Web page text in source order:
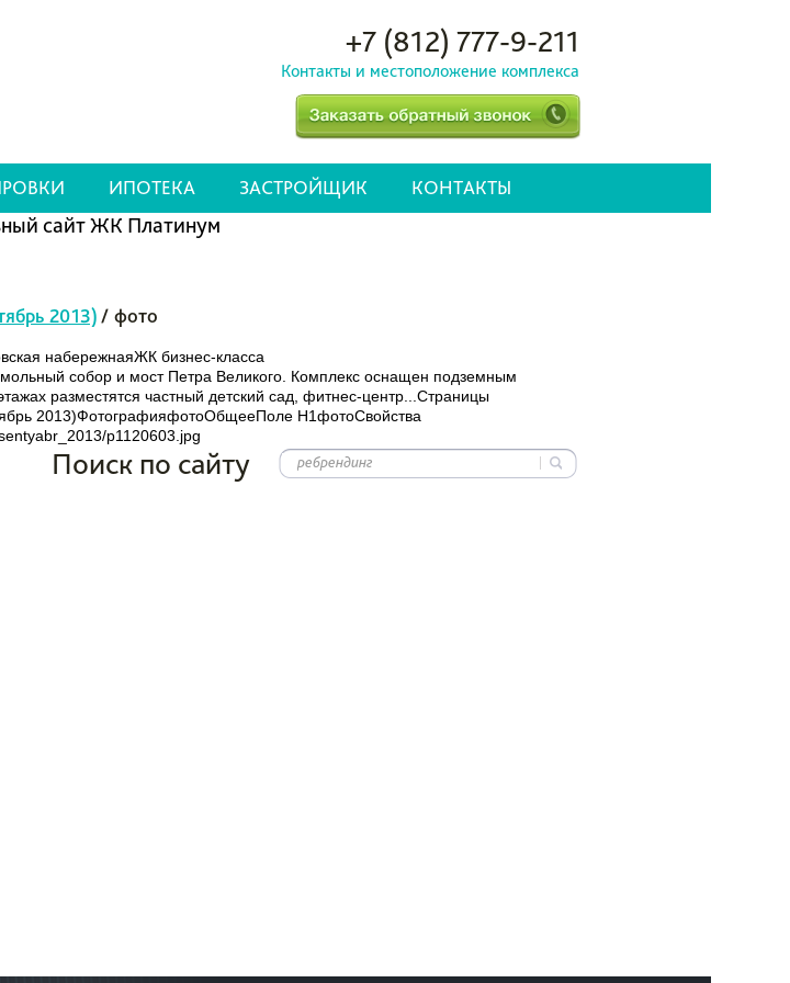
+7 (812) 777-9-211
Контакты и местоположение комплекса
ИПОТЕКА ЗАСТРОЙЩИК КОНТАКТЫ
2013) / фото
набережнаяЖК бизнес-класса
собор и мост Петра Великого. Комплекс оснащен подземным
разместятся частный детский сад, фитнес-центр...Страницы
2013)ФотографияфотоОбщееПоле H1фотоСвойства
p1120603.jpg
Поиск по сайту